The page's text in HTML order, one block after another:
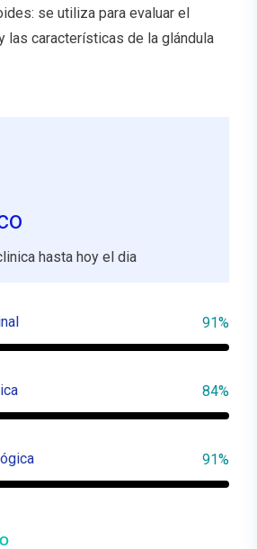
se utiliza para evaluar el
las características de la glándula
hasta hoy el dia
91%
84%
91%